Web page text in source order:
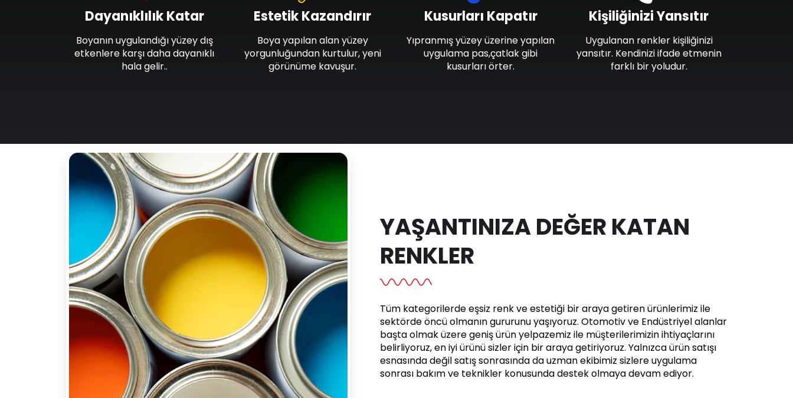
Dayanıklılık Katar
Boyanın uygulandığı yüzey dış
etkenlere karşı daha dayanıklı
hala gelir..
Estetik Kazandırır
Boya yapılan alan yüzey
yorgunluğundan kurtulur, yeni
görünüme kavuşur.
Kusurları Kapatır
Yıpranmış yüzey üzerine yapılan
uygulama pas,çatlak gibi
kusurları örter.
Kişiliğinizi Yansıtır
Uygulanan renkler kişiliğinizi
yansıtır. Kendinizi ifade etmenin
farklı bir yoludur.
YAŞANTINIZA DEĞER KATAN
RENKLER
Tüm kategorilerde eşsiz renk ve estetiği bir araya getiren ürünlerimiz ile
sektörde öncü olmanın gururunu yaşıyoruz. Otomotiv ve Endüstriyel alanlar
başta olmak üzere geniş ürün yelpazemiz ile müşterilerimizin ihtiyaçlarını
belirliyoruz, en iyi ürünü sizler için bir araya getiriyoruz. Yalnızca ürün satışı
esnasında değil satış sonrasında da uzman ekibimiz sizlere uygulama
sonrası bakım ve teknikler konusunda destek olmaya devam ediyor.